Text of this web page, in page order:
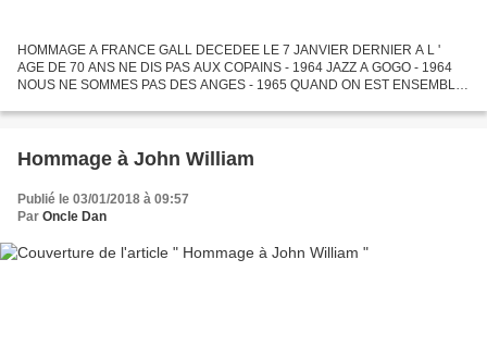
HOMMAGE A FRANCE GALL DECEDEE LE 7 JANVIER DERNIER A L '
AGE DE 70 ANS NE DIS PAS AUX COPAINS - 1964 JAZZ A GOGO - 1964
NOUS NE SOMMES PAS DES ANGES - 1965 QUAND ON EST ENSEMBLE
LA...
Hommage à John William
Publié le 03/01/2018 à 09:57
Par Oncle Dan